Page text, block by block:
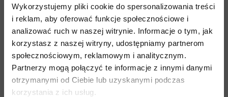
Wykorzystujemy pliki cookie do spersonalizowania treści
i reklam, aby oferować funkcje społecznościowe i
analizować ruch w naszej witrynie. Informacje o tym, jak
korzystasz z naszej witryny, udostępniamy partnerom
społecznościowym, reklamowym i analitycznym.
Partnerzy mogą połączyć te informacje z innymi danymi
otrzymanymi od Ciebie lub uzyskanymi podczas
korzystania z ich usług.
Running Lightweight
Merino Crew Socks
69,00 zł
99,00 zł
Skarpety Mammut Hiking
Full Cushion Quarter
Socks
55,00 zł